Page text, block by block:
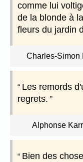
comme lui
de la blonde à
fleurs du jardin
Charles-Simon
Les remords
regrets.
Alphonse Karr
Bien des